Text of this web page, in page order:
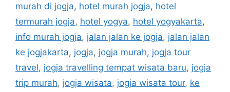
murah di jogja, hotel murah jogja, hotel
termurah jogja, hotel yogya, hotel yogyakarta,
info murah jogja, jalan jalan ke jogja, jalan jalan
ke jogjakarta, jogja, jogja murah, jogja tour
travel, jogja travelling tempat wisata baru, jogja
trip murah, jogja wisata, jogja wisata tour, ke